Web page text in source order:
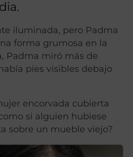
iluminada, pero Padma
forma grumosa en la
Padma miró más de
pies visibles debajo
encorvada cubierta
si alguien hubiese
sobre un mueble viejo?